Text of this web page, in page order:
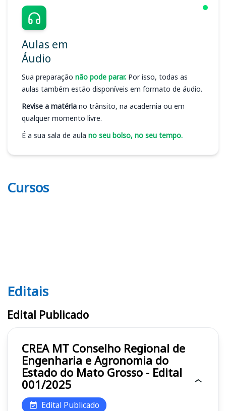
Aulas em
Áudio
Sua preparação não pode parar. Por isso, todas as
aulas também estão disponíveis em formato de áudio.
Revise a matéria no trânsito, na academia ou em
qualquer momento livre.
É a sua sala de aula no seu bolso, no seu tempo.
Cursos
Editais CREA MT
Editais
Edital Publicado
CREA MT Conselho Regional de
Engenharia e Agronomia do
Estado do Mato Grosso - Edital
001/2025
Edital Publicado